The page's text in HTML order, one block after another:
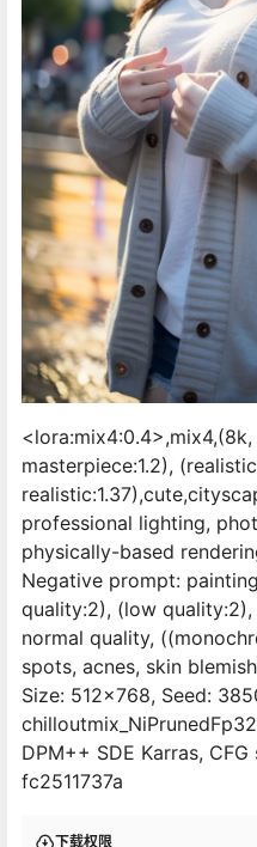
masterpiece:1.2),
professional lighting,
physically-based
Negative prompt:
quality:2), (low
normal quality,
spots, acnes, skin
Size: 512×768, Seed:
DPM++ SDE Karras,
fc2511737a
下载权限